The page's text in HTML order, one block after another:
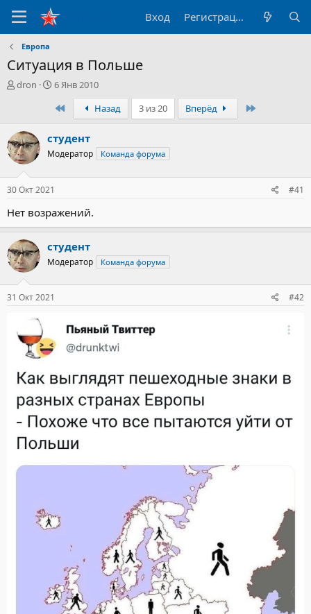
Вход Регистрация
Европа
Ситуация в Польше
А
р
т
е
м
ы
dron
Д
т
н
а
ч
6 Янв 2010
ПервыйНазад 3 из 20 Вперёд
студент
Модератор Команда форума
30 Окт 2021 #41
Нет возражений.
студент
Модератор Команда форума
31 Окт 2021 #42